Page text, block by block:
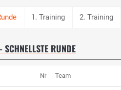
1. Training 2. Training
SCHNELLSTE RUNDE
Nr Team